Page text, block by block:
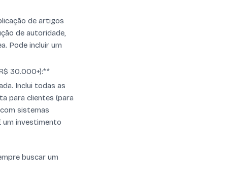
de artigos
de autoridade,
Pode incluir um
30.000+):**
Inclui todas as
para clientes (para
sistemas
um investimento
buscar um